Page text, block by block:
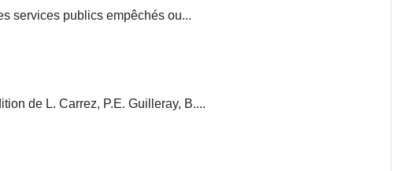
services publics empêchés ou...
de L. Carrez, P.E. Guilleray, B....